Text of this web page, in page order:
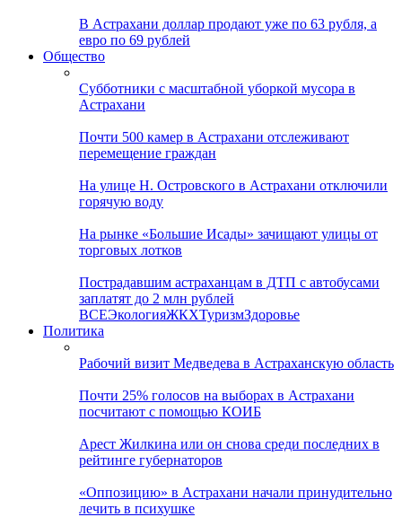
В Астрахани доллар продают уже по 63 рубля, а
евро по 69 рублей
Общество
Субботники с масштабной уборкой мусора в
Астрахани
Почти 500 камер в Астрахани отслеживают
перемещение граждан
На улице Н. Островского в Астрахани отключили
горячую воду
На рынке «Большие Исады» зачищают улицы от
торговых лотков
Пострадавшим астраханцам в ДТП с автобусами
заплатят до 2 млн рублей
ВСЕЭкологияЖКХТуризмЗдоровье
Политика
Рабочий визит Медведева в Астраханскую область
Почти 25% голосов на выборах в Астрахани
посчитают с помощью КОИБ
Арест Жилкина или он снова среди последних в
рейтинге губернаторов
«Оппозицию» в Астрахани начали принудительно
лечить в психушке